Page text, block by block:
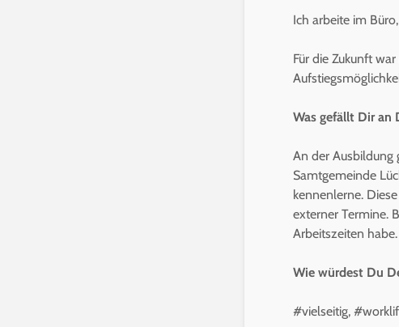
Ich arbeite im
Für die Zukunft
Was gefällt Dir an
An der Ausbildung
Samtgemeinde
kennenlerne.
externer Termine.
Arbeitszeiten habe.
Wie würdest Du
#vielseitig,